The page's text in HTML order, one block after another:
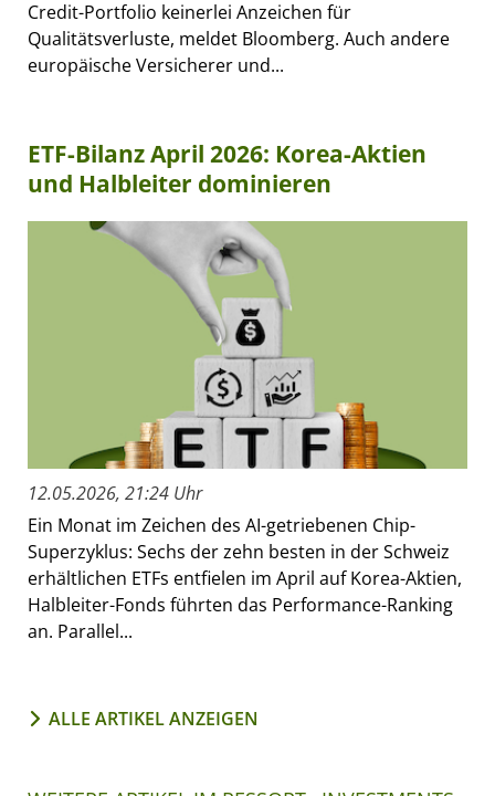
Credit-Portfolio keinerlei Anzeichen für
Qualitätsverluste, meldet Bloomberg. Auch andere
europäische Versicherer und...
ETF-Bilanz April 2026: Korea-Aktien
und Halbleiter dominieren
12.05.2026, 21:24 Uhr
Ein Monat im Zeichen des AI-getriebenen Chip-
Superzyklus: Sechs der zehn besten in der Schweiz
erhältlichen ETFs entfielen im April auf Korea-Aktien,
Halbleiter-Fonds führten das Performance-Ranking
an. Parallel...
ALLE ARTIKEL ANZEIGEN